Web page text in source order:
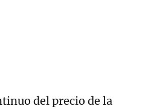
del precio de la